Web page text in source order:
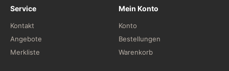
Service
Kontakt
Angebote
Merkliste
Mein Konto
Konto
Bestellungen
Warenkorb